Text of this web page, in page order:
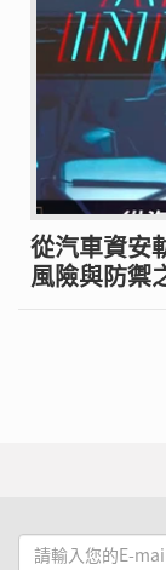
從汽車資安
風險與防禦
請